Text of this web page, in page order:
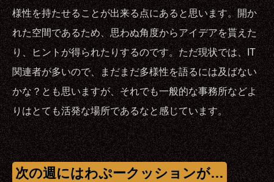
様性を持たせることが出来る点にあると思います。開か
れた空間であるため、思わぬ角度からアイデアを貰えた
り、ヒントが得られたりするのです。ただ現状では、IT
関連者が多いので、まだまだ多様性を語るには及ばない
かな？とも思いますが、それでも一般的な事務所などよ
りはとても活発な場所であるなと感じています。
次の週にはわぷークッションが…